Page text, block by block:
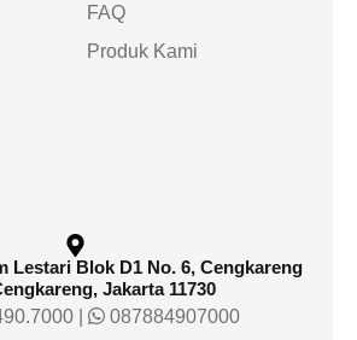
FAQ
Produk Kami
Lestari Blok D1 No. 6, Cengkareng
Jakarta 11730
| 087884907000